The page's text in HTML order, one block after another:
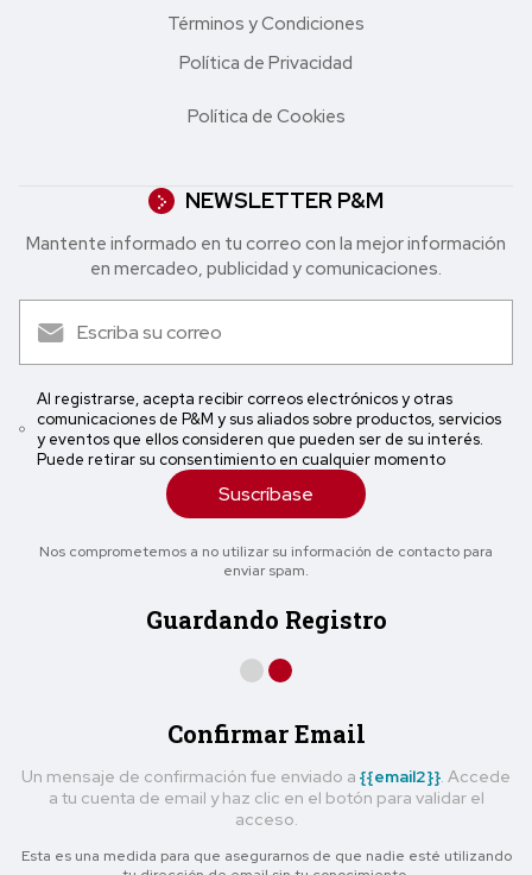
Términos y Condiciones
Política de Privacidad
Política de Cookies
NEWSLETTER P&M
Mantente informado en tu correo con la mejor in formación
en mercadeo, publicidad y comunicaciones.
Al registrarse, acepta recibir correos electrónicos y otras
comunicaciones de P&M y sus aliados sobre productos, servicios
y eventos que ellos consideren que pueden ser de su interés.
Puede retirar su consentimiento en cualquier momento
Suscríbase
Nos comprometemos a no utilizar su información de contacto para
enviar spam.
Guardando Registro
Confirmar Email
Un mensaje de confirmación fue enviado a {{email2}}. Accede
a tu cuenta de email y haz clic en el botón para validar el
acceso.
Esta es una medida para que asegurarnos de que nadie esté utilizando